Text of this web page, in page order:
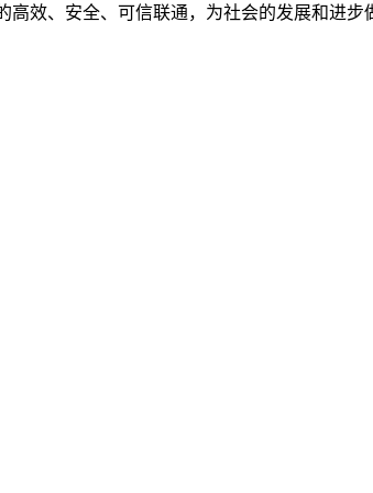
效、安全、可信联通，为社会的发展和进步